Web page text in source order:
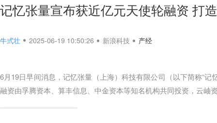
记忆张量宣布获近亿元天使轮融资 打
牛弎壮 2025-06-19 10:50:26 新浪科技 产经
6月19日早间消息，记忆张量（上海）科技有限公司（以下简称“
融资由孚腾资本、算丰信息、中金资本等知名机构共同投资，云岫